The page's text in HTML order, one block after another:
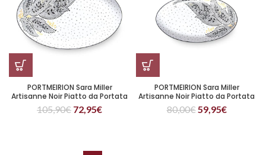
PORTMEIRION Sara Miller
Artisanne Noir Piatto da Portata
Grande 43 cm
105,90€ 72,95€
PORTMEIRION Sara Miller
Artisanne Noir Piatto da Portata
Medio 32 cm
80,00€59,95€